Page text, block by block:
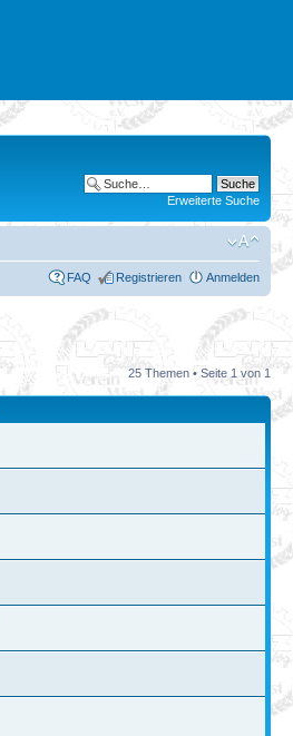
Erweiterte Suche
FAQ Registrieren Anmelden
25 Themen • Seite 1 von 1